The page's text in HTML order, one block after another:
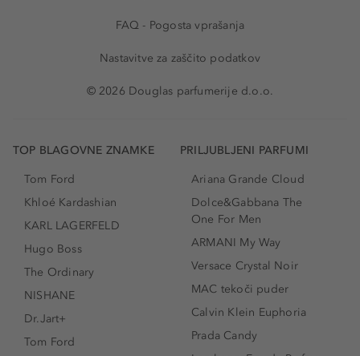
FAQ - Pogosta vprašanja
Nastavitve za zaščito podatkov
© 2026 Douglas parfumerije d.o.o.
TOP BLAGOVNE ZNAMKE
Tom Ford
Khloé Kardashian
KARL LAGERFELD
Hugo Boss
The Ordinary
NISHANE
Dr.Jart+
Tom Ford
PRILJUBLJENI PARFUMI
Ariana Grande Cloud
Dolce&Gabbana The
One For Men
ARMANI My Way
Versace Crystal Noir
MAC tekoči puder
Calvin Klein Euphoria
Prada Candy